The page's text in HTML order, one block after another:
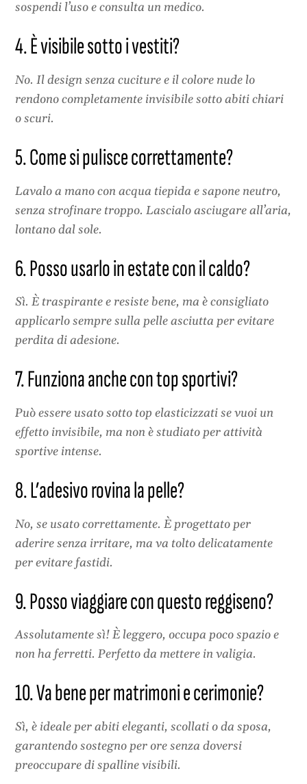
sospendi l’uso e consulta un medico.
4. È visibile sotto i vestiti?
No. Il design senza cuciture e il colore nude lo
rendono completamente invisibile sotto abiti chiari
o scuri.
5. Come si pulisce correttamente?
Lavalo a mano con acqua tiepida e sapone neutro,
senza strofinare troppo. Lascialo asciugare all’aria,
lontano dal sole.
6. Posso usarlo in estate con il caldo?
Sì. È traspirante e resiste bene, ma è consigliato
applicarlo sempre sulla pelle asciutta per evitare
perdita di adesione.
7. Funziona anche con top sportivi?
Può essere usato sotto top elasticizzati se vuoi un
effetto invisibile, ma non è studiato per attività
sportive intense.
8. L’adesivo rovina la pelle?
No, se usato correttamente. È progettato per
aderire senza irritare, ma va tolto delicatamente
per evitare fastidi.
9. Posso viaggiare con questo reggiseno?
Assolutamente sì! È leggero, occupa poco spazio e
non ha ferretti. Perfetto da mettere in valigia.
10. Va bene per matrimoni e cerimonie?
Sì, è ideale per abiti eleganti, scollati o da sposa,
garantendo sostegno per ore senza doversi
preoccupare di spalline visibili.